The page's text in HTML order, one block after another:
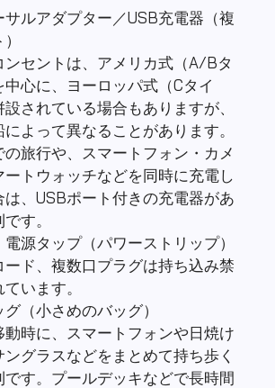
サルアダプター／USB充電器（複
ンセントは、アメリカ式（A/Bタ
中心に、ヨーロッパ式（Cタイ
されている場合もありますが、
よって異なることがあります。
の旅行や、スマートフォン・カメ
ートウォッチなどを同時に充電し
は、USBポート付きの充電器があ
す。
源タップ（パワーストリップ）
ード、複数口プラグは持ち込み禁
います。
（小さめのバッグ）
動時に、スマートフォンや日焼け
ングラスなどをまとめて持ち歩く
です。プールデッキなどで長時間